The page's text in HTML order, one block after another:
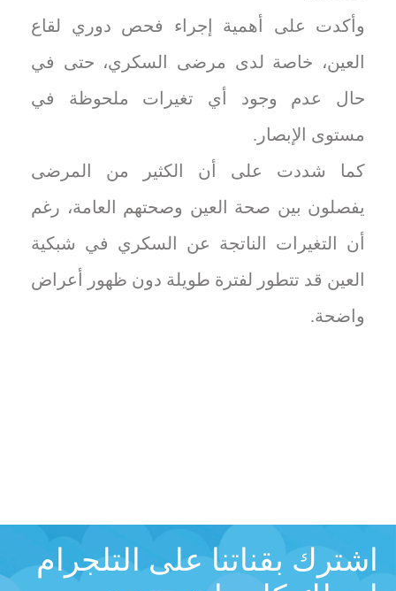
وأكدت على أهمية إجراء فحص دوري لقاع
العين، خاصة لدى مرضى السكري، حتى في
حال عدم وجود أي تغيرات ملحوظة في
مستوى الإبصار.
كما شددت على أن الكثير من المرضى
يفصلون بين صحة العين وصحتهم العامة، رغم
أن التغيرات الناتجة عن السكري في شبكية
العين قد تتطور لفترة طويلة دون ظهور أعراض
واضحة.
اشترك بقناتنا على التلجرام